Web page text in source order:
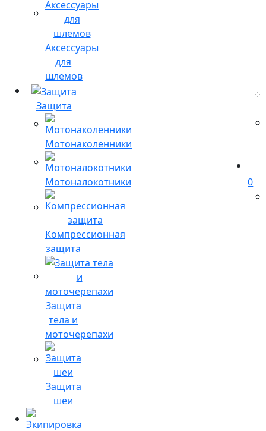
Аксессуары
для
шлемов
Защита
Мотонаколенники
Мотоналокотники
Компрессионная
защита
Защита
тела и
моточерепахи
Защита
шеи
0